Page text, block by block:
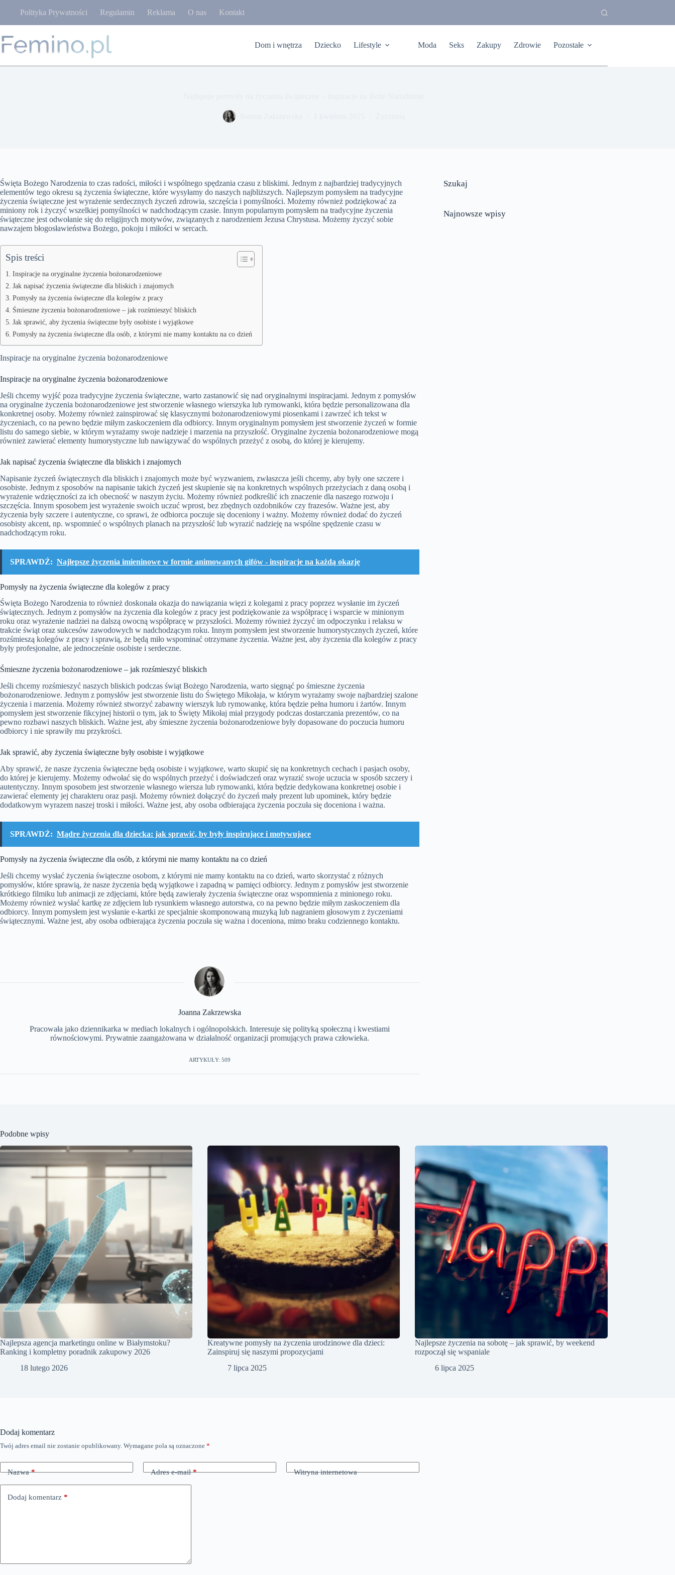
Polityka Prywatności Regulamin Reklama O nas Kontakt
Dom i wnętrza Dziecko Lifestyle Moda Seks Zakupy Zdrowie Pozostałe
Święta Bożego Narodzenia to czas radości, miłości i wspólnego spędzania czasu z bliskimi. Jednym z najbardziej tradycyjnych
elementów tego okresu są życzenia świąteczne, które wysyłamy do naszych najbliższych. Najlepszym pomysłem na tradycyjne
życzenia świąteczne jest wyrażenie serdecznych życzeń zdrowia, szczęścia i pomyślności. Możemy również podziękować za
miniony rok i życzyć wszelkiej pomyślności w nadchodzącym czasie. Innym popularnym pomysłem na tradycyjne życzenia
świąteczne jest odwołanie się do religijnych motywów, związanych z narodzeniem Jezusa Chrystusa. Możemy życzyć sobie
nawzajem błogosławieństwa Bożego, pokoju i miłości w sercach.
Spis treści
Inspiracje na oryginalne życzenia bożonarodzeniowe
Jak napisać życzenia świąteczne dla bliskich i znajomych
Pomysły na życzenia świąteczne dla kolegów z pracy
Śmieszne życzenia bożonarodzeniowe – jak rozśmieszyć bliskich
Jak sprawić, aby życzenia świąteczne były osobiste i wyjątkowe
Pomysły na życzenia świąteczne dla osób, z którymi nie mamy kontaktu na co dzień
Inspiracje na oryginalne życzenia bożonarodzeniowe
Inspiracje na oryginalne życzenia bożonarodzeniowe
Jeśli chcemy wyjść poza tradycyjne życzenia świąteczne, warto zastanowić się nad oryginalnymi inspiracjami. Jednym z pomysłów
na oryginalne życzenia bożonarodzeniowe jest stworzenie własnego wierszyka lub rymowanki, która będzie personalizowana dla
konkretnej osoby. Możemy również zainspirować się klasycznymi bożonarodzeniowymi piosenkami i zawrzeć ich tekst w
życzeniach, co na pewno będzie miłym zaskoczeniem dla odbiorcy. Innym oryginalnym pomysłem jest stworzenie życzeń w formie
listu do samego siebie, w którym wyrażamy swoje nadzieje i marzenia na przyszłość. Oryginalne życzenia bożonarodzeniowe mogą
również zawierać elementy humorystyczne lub nawiązywać do wspólnych przeżyć z osobą, do której je kierujemy.
Jak napisać życzenia świąteczne dla bliskich i znajomych
Napisanie życzeń świątecznych dla bliskich i znajomych może być wyzwaniem, zwłaszcza jeśli chcemy, aby były one szczere i
osobiste. Jednym z sposobów na napisanie takich życzeń jest skupienie się na konkretnych wspólnych przeżyciach z daną osobą i
wyrażenie wdzięczności za ich obecność w naszym życiu. Możemy również podkreślić ich znaczenie dla naszego rozwoju i
szczęścia. Innym sposobem jest wyrażenie swoich uczuć wprost, bez zbędnych ozdobników czy frazesów. Ważne jest, aby
życzenia były szczere i autentyczne, co sprawi, że odbiorca poczuje się doceniony i ważny. Możemy również dodać do życzeń
osobisty akcent, np. wspomnieć o wspólnych planach na przyszłość lub wyrazić nadzieję na wspólne spędzenie czasu w
nadchodzącym roku.
SPRAWDŹ: Najlepsze życzenia imieninowe w formie animowanych gifów - inspiracje na każdą okazję
Pomysły na życzenia świąteczne dla kolegów z pracy
Święta Bożego Narodzenia to również doskonała okazja do nawiązania więzi z kolegami z pracy poprzez wysłanie im życzeń
świątecznych. Jednym z pomysłów na życzenia dla kolegów z pracy jest podziękowanie za współpracę i wsparcie w minionym
roku oraz wyrażenie nadziei na dalszą owocną współpracę w przyszłości. Możemy również życzyć im odpoczynku i relaksu w
trakcie świąt oraz sukcesów zawodowych w nadchodzącym roku. Innym pomysłem jest stworzenie humorystycznych życzeń, które
rozśmieszą kolegów z pracy i sprawią, że będą miło wspominać otrzymane życzenia. Ważne jest, aby życzenia dla kolegów z pracy
były profesjonalne, ale jednocześnie osobiste i serdeczne.
Śmieszne życzenia bożonarodzeniowe – jak rozśmieszyć bliskich
Jeśli chcemy rozśmieszyć naszych bliskich podczas świąt Bożego Narodzenia, warto sięgnąć po śmieszne życzenia
bożonarodzeniowe. Jednym z pomysłów jest stworzenie listu do Świętego Mikołaja, w którym wyrażamy swoje najbardziej szalone
życzenia i marzenia. Możemy również stworzyć zabawny wierszyk lub rymowankę, która będzie pełna humoru i żartów. Innym
pomysłem jest stworzenie fikcyjnej historii o tym, jak to Święty Mikołaj miał przygody podczas dostarczania prezentów, co na
pewno rozbawi naszych bliskich. Ważne jest, aby śmieszne życzenia bożonarodzeniowe były dopasowane do poczucia humoru
odbiorcy i nie sprawiły mu przykrości.
Jak sprawić, aby życzenia świąteczne były osobiste i wyjątkowe
Aby sprawić, że nasze życzenia świąteczne będą osobiste i wyjątkowe, warto skupić się na konkretnych cechach i pasjach osoby,
do której je kierujemy. Możemy odwołać się do wspólnych przeżyć i doświadczeń oraz wyrazić swoje uczucia w sposób szczery i
autentyczny. Innym sposobem jest stworzenie własnego wiersza lub rymowanki, która będzie dedykowana konkretnej osobie i
zawierać elementy jej charakteru oraz pasji. Możemy również dołączyć do życzeń mały prezent lub upominek, który będzie
dodatkowym wyrazem naszej troski i miłości. Ważne jest, aby osoba odbierająca życzenia poczuła się doceniona i ważna.
SPRAWDŹ: Mądre życzenia dla dziecka: jak sprawić, by były inspirujące i motywujące
Pomysły na życzenia świąteczne dla osób, z którymi nie mamy kontaktu na co dzień
Jeśli chcemy wysłać życzenia świąteczne osobom, z którymi nie mamy kontaktu na co dzień, warto skorzystać z różnych
pomysłów, które sprawią, że nasze życzenia będą wyjątkowe i zapadną w pamięci odbiorcy. Jednym z pomysłów jest stworzenie
krótkiego filmiku lub animacji ze zdjęciami, które będą zawierały życzenia świąteczne oraz wspomnienia z minionego roku.
Możemy również wysłać kartkę ze zdjęciem lub rysunkiem własnego autorstwa, co na pewno będzie miłym zaskoczeniem dla
odbiorcy. Innym pomysłem jest wysłanie e-kartki ze specjalnie skomponowaną muzyką lub nagraniem głosowym z życzeniami
świątecznymi. Ważne jest, aby osoba odbierająca życzenia poczuła się ważna i doceniona, mimo braku codziennego kontaktu.
Joanna Zakrzewska
Pracowała jako dziennikarka w mediach lokalnych i ogólnopolskich. Interesuje się polityką społeczną i kwestiami
równościowymi. Prywatnie zaangażowana w działalność organizacji promujących prawa człowieka.
ARTYKUŁY: 509
Szukaj
Najnowsze wpisy
Podobne wpisy
Najlepsza agencja marketingu online w Białymstoku?
Ranking i kompletny poradnik zakupowy 2026
18 lutego 2026
Kreatywne pomysły na życzenia urodzinowe dla dzieci:
Zainspiruj się naszymi propozycjami
7 lipca 2025
Najlepsze życzenia na sobotę – jak sprawić, by weekend
rozpoczął się wspaniale
6 lipca 2025
Dodaj komentarz
Twój adres email nie zostanie opublikowany. Wymagane pola są oznaczone *
Nazwa* Adres e-mail* Witryna internetowa
Dodaj komentarz *